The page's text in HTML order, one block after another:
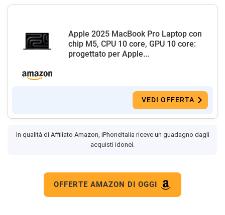
Apple 2025 MacBook Pro Laptop con
chip M5, CPU 10 core, GPU 10 core:
progettato per Apple...
VEDI OFFERTA
In qualità di Affiliato Amazon, iPhoneItalia riceve un guadagno dagli
acquisti idonei.
OFFERTE AMAZON DI OGGI